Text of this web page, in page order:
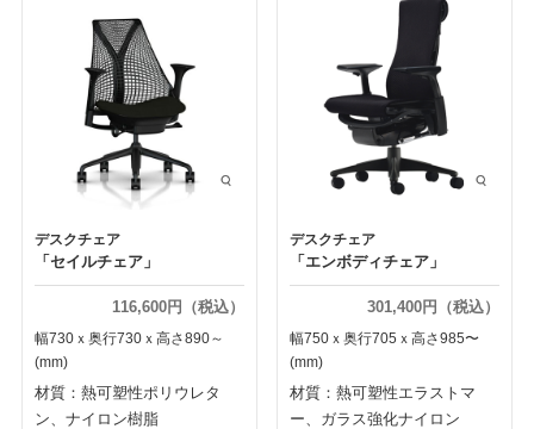
デスクチェア
「セイルチェア」
116,600円（税込）
幅730ｘ奥行730ｘ高さ890～
(mm)
材質：熱可塑性ポリウレタ
ン、ナイロン樹脂
デスクチェア
「エンボディチェア」
301,400円（税込）
幅750ｘ奥行705ｘ高さ985〜
(mm)
材質：熱可塑性エラストマ
ー、ガラス強化ナイロン